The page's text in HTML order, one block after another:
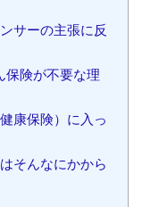
サーの主張に反
保険が不要な理
康保険）に入っ
そんなにかから